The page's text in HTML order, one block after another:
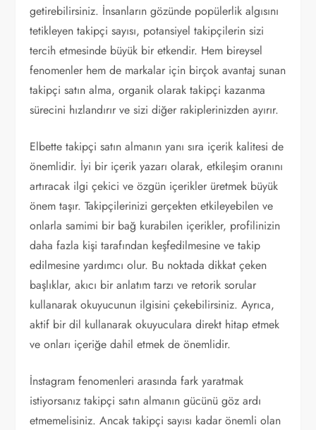
getirebilirsiniz. İnsanların gözünde popülerlik algısını
tetikleyen takipçi sayısı, potansiyel takipçilerin sizi
tercih etmesinde büyük bir etkendir. Hem bireysel
fenomenler hem de markalar için birçok avantaj sunan
takipçi satın alma, organik olarak takipçi kazanma
sürecini hızlandırır ve sizi diğer rakiplerinizden ayırır.
Elbette takipçi satın almanın yanı sıra içerik kalitesi de
önemlidir. İyi bir içerik yazarı olarak, etkileşim oranını
artıracak ilgi çekici ve özgün içerikler üretmek büyük
önem taşır. Takipçilerinizi gerçekten etkileyebilen ve
onlarla samimi bir bağ kurabilen içerikler, profilinizin
daha fazla kişi tarafından keşfedilmesine ve takip
edilmesine yardımcı olur. Bu noktada dikkat çeken
başlıklar, akıcı bir anlatım tarzı ve retorik sorular
kullanarak okuyucunun ilgisini çekebilirsiniz. Ayrıca,
aktif bir dil kullanarak okuyuculara direkt hitap etmek
ve onları içeriğe dahil etmek de önemlidir.
İnstagram fenomenleri arasında fark yaratmak
istiyorsanız takipçi satın almanın gücünü göz ardı
etmemelisiniz. Ancak takipçi sayısı kadar önemli olan